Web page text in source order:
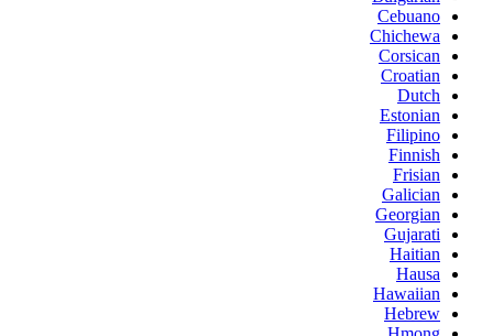
Cebuano
Chichewa
Corsican
Croatian
Dutch
Estonian
Filipino
Finnish
Frisian
Galician
Georgian
Gujarati
Haitian
Hausa
Hawaiian
Hebrew